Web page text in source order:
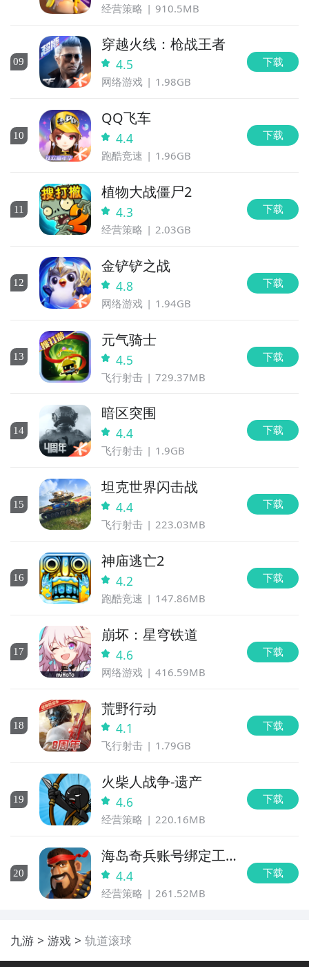
经营策略 910.5MB
09
穿越火线：枪战王者
4.5
网络游戏 1.98GB
下载
10
QQ飞车
4.4
跑酷竞速 1.96GB
下载
11
植物大战僵尸2
4.3
经营策略 2.03GB
下载
12
金铲铲之战
4.8
网络游戏 1.94GB
下载
13
元气骑士
4.5
飞行射击 729.37MB
下载
14
暗区突围
4.4
飞行射击 1.9GB
下载
15
坦克世界闪击战
4.4
飞行射击 223.03MB
下载
16
神庙逃亡2
4.2
跑酷竞速 147.86MB
下载
17
崩坏：星穹铁道
4.6
网络游戏 416.59MB
下载
18
荒野行动
4.1
飞行射击 1.79GB
下载
19
火柴人战争-遗产
4.6
经营策略 220.16MB
下载
20
海岛奇兵账号绑定工
具 4.4
经营策略 261.52MB
下载
九游 游戏 轨道滚球